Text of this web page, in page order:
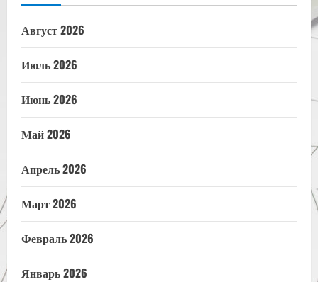
Август 2026
Июль 2026
Июнь 2026
Май 2026
Апрель 2026
Март 2026
Февраль 2026
Январь 2026